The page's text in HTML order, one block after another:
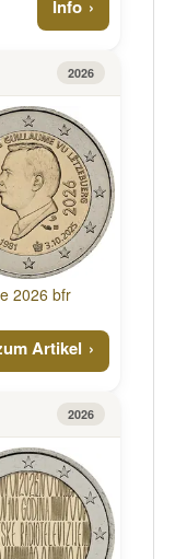
Info
2026
2026 bfr
Artikel
2026